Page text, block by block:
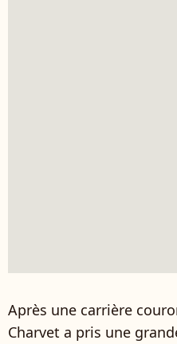
Après une carrière
Charvet a pris une